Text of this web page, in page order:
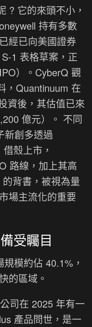
? 它的來頭不小，
持有多數
經已向美國證券
1 表格草案，正
）。CyberQ 觀
，Quantinuum 在
資後，其估值已來
億元）。 不同
新創多透過
殼上市，
路線，加上其高
背書，被視為量
場主流化的重要
受矚目
模約佔 40.1%，
的區域。
司在 2025 年有一
產品問世，是一